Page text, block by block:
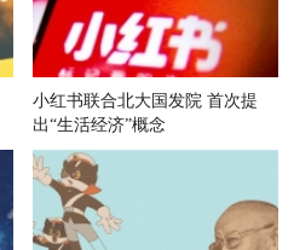
小红书联合北大国发院 首次提
出“生活经济”概念